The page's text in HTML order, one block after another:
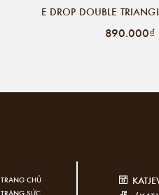
E DROP DOUBLE
890.000₫
TRANG CHỦ